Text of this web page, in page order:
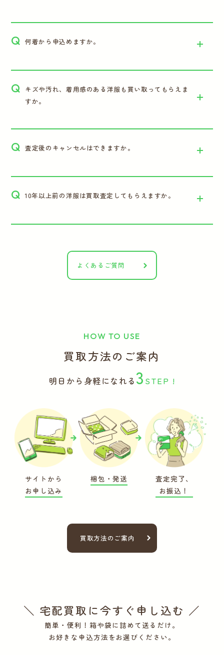
Q 何着から申込めますか。
Q キズや汚れ、着用感のある洋服も買い取ってもらえま
すか。
Q 査定後のキャンセルはできますか。
Q 10年以上前の洋服は買取査定してもらえますか。
よくあるご質問
HOW TO USE
買取方法のご案内
明日から身軽になれる 3 STEP !
サイトから
お申し込み
梱包・発送
査定完了、
お振込！
買取方法のご案内
＼ 宅配買取に今すぐ申し込む ／
簡単・便利！箱や袋に詰めて送るだけ。
お好きな申込方法をお選びください。